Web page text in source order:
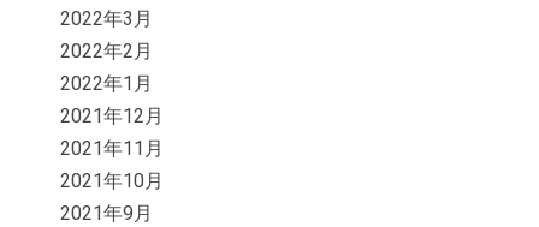
2022年3月
2022年2月
2022年1月
2021年12月
2021年11月
2021年10月
2021年9月